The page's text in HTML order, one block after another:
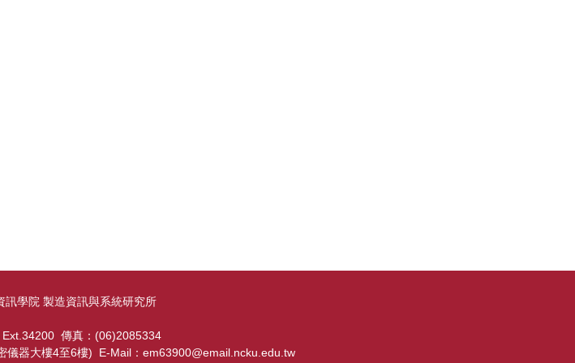
訊學院 製造資訊與系統研究所
傳真：(06)2085334
儀器大樓4至6樓) E-Mail： em63900@email.ncku.edu.tw